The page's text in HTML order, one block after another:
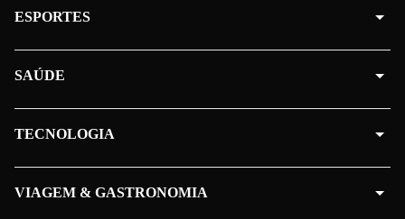
ESPORTES
SAÚDE
TECNOLOGIA
VIAGEM & GASTRONOMIA